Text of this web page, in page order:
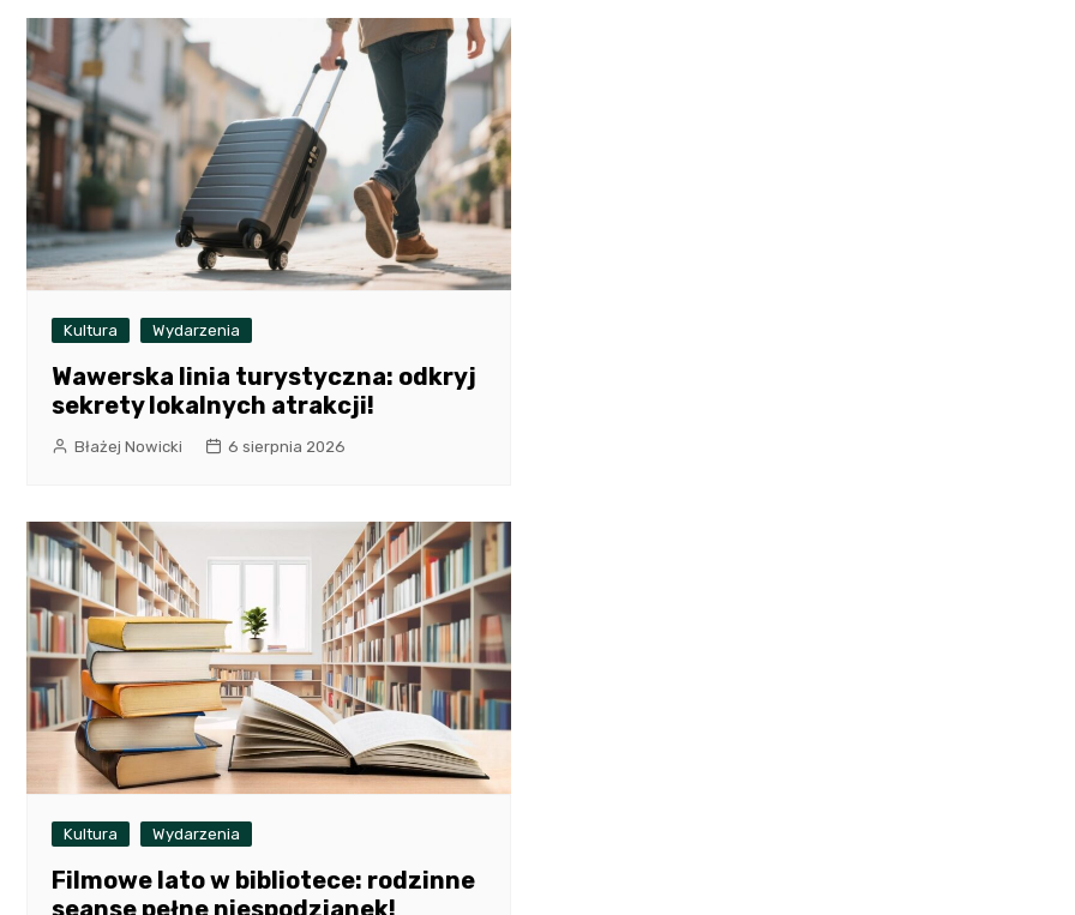
Kultura Wydarzenia
Wawerska linia turystyczna: odkryj
sekrety lokalnych atrakcji!
Błażej Nowicki 6 sierpnia 2026
Kultura Wydarzenia
Filmowe lato w bibliotece: rodzinne
seanse pełne niespodzianek!